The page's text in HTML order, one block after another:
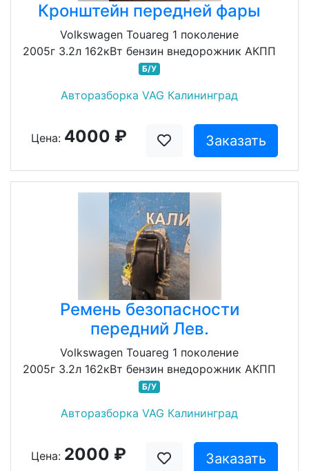
Кронштейн передней фары
Volkswagen Touareg 1 поколение
2005г 3.2л 162кВт бензин внедорожник АКПП
Б/У
Авторазборка VAG Калининград
Цена: 4000 ₽ Заказать
Ремень безопасности
передний Лев.
Volkswagen Touareg 1 поколение
2005г 3.2л 162кВт бензин внедорожник АКПП
Б/У
Авторазборка VAG Калининград
Цена: 2000 ₽ Заказать